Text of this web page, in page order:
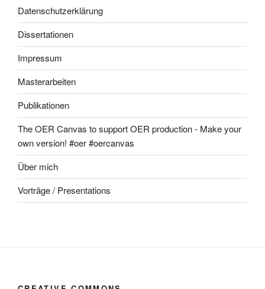
Datenschutzerklärung
Dissertationen
Impressum
Masterarbeiten
Publikationen
The OER Canvas to support OER production - Make your
own version! #oer #oercanvas
Über mich
Vorträge / Presentations